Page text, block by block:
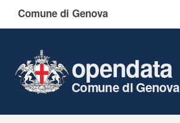
Comune di Genova
opendata
Comune di Genova